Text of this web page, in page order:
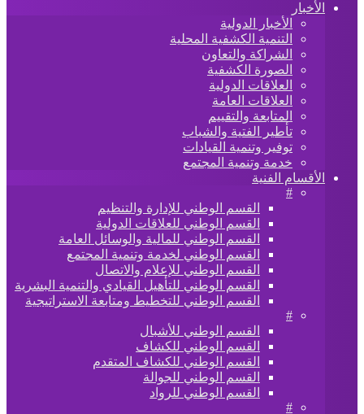
الأخبار
الأخبار الدولية
التنمية الكشفية المحلية
الشراكة والتعاون
الصورة الكشفية
العلاقات الدولية
العلاقات العامة
المتابعة والتقييم
تأطير الفتية والشباب
توفير وتنمية القيادات
خدمة وتنمية المجتمع
الأقسام الفنية
#
القسم الوطني للإدارة والتنظيم
القسم الوطني للعلاقات الدولية
القسم الوطني للمالية والوسائل العامة
القسم الوطني لخدمة وتنمية المجتمع
القسم الوطني للإعلام والاتصال
القسم الوطني للتأهيل القيادي والتنمية البشرية
القسم الوطني للتخطيط ومتابعة الاستراتيجية
#
القسم الوطني للأشبال
القسم الوطني للكشاف
القسم الوطني للكشاف المتقدم
القسم الوطني للجوالة
القسم الوطني للرواد
#